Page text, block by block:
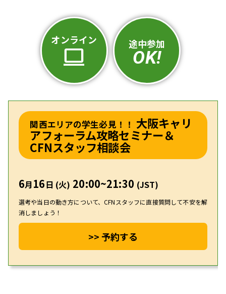
オンライン
computer
途中参加
OK!
関西エリアの学生必見！！ 大阪キャリ
アフォーラム攻略セミナー＆
CFNスタッフ相談会
6月16日 (火) 20:00~21:30 (JST)
選考や当日の動き方について、CFNスタッフに直接質問して不安を解
消しましょう！
>> 予約する